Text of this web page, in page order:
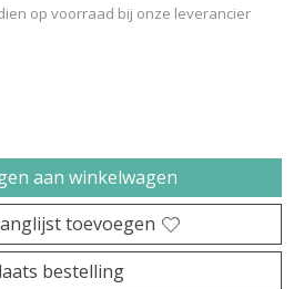
op voorraad bij onze leverancier
aan winkelwagen
toevoegen
bestelling